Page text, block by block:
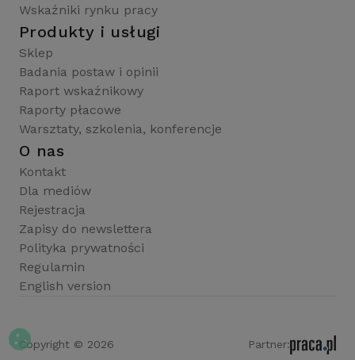
Wskaźniki rynku pracy
Produkty i usługi
Sklep
Badania postaw i opinii
Raport wskaźnikowy
Raporty płacowe
Warsztaty, szkolenia, konferencje
O nas
Kontakt
Dla mediów
Rejestracja
Zapisy do newslettera
Polityka prywatności
Regulamin
English version
Copyright © 2026 Partner: